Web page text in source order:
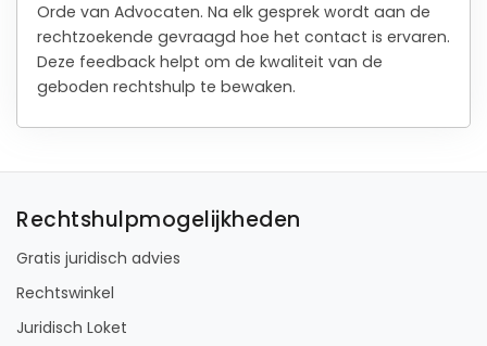
Orde van Advocaten. Na elk gesprek wordt aan de
rechtzoekende gevraagd hoe het contact is ervaren.
Deze feedback helpt om de kwaliteit van de
geboden rechtshulp te bewaken.
Rechtshulpmogelijkheden
Gratis juridisch advies
Rechtswinkel
Juridisch Loket